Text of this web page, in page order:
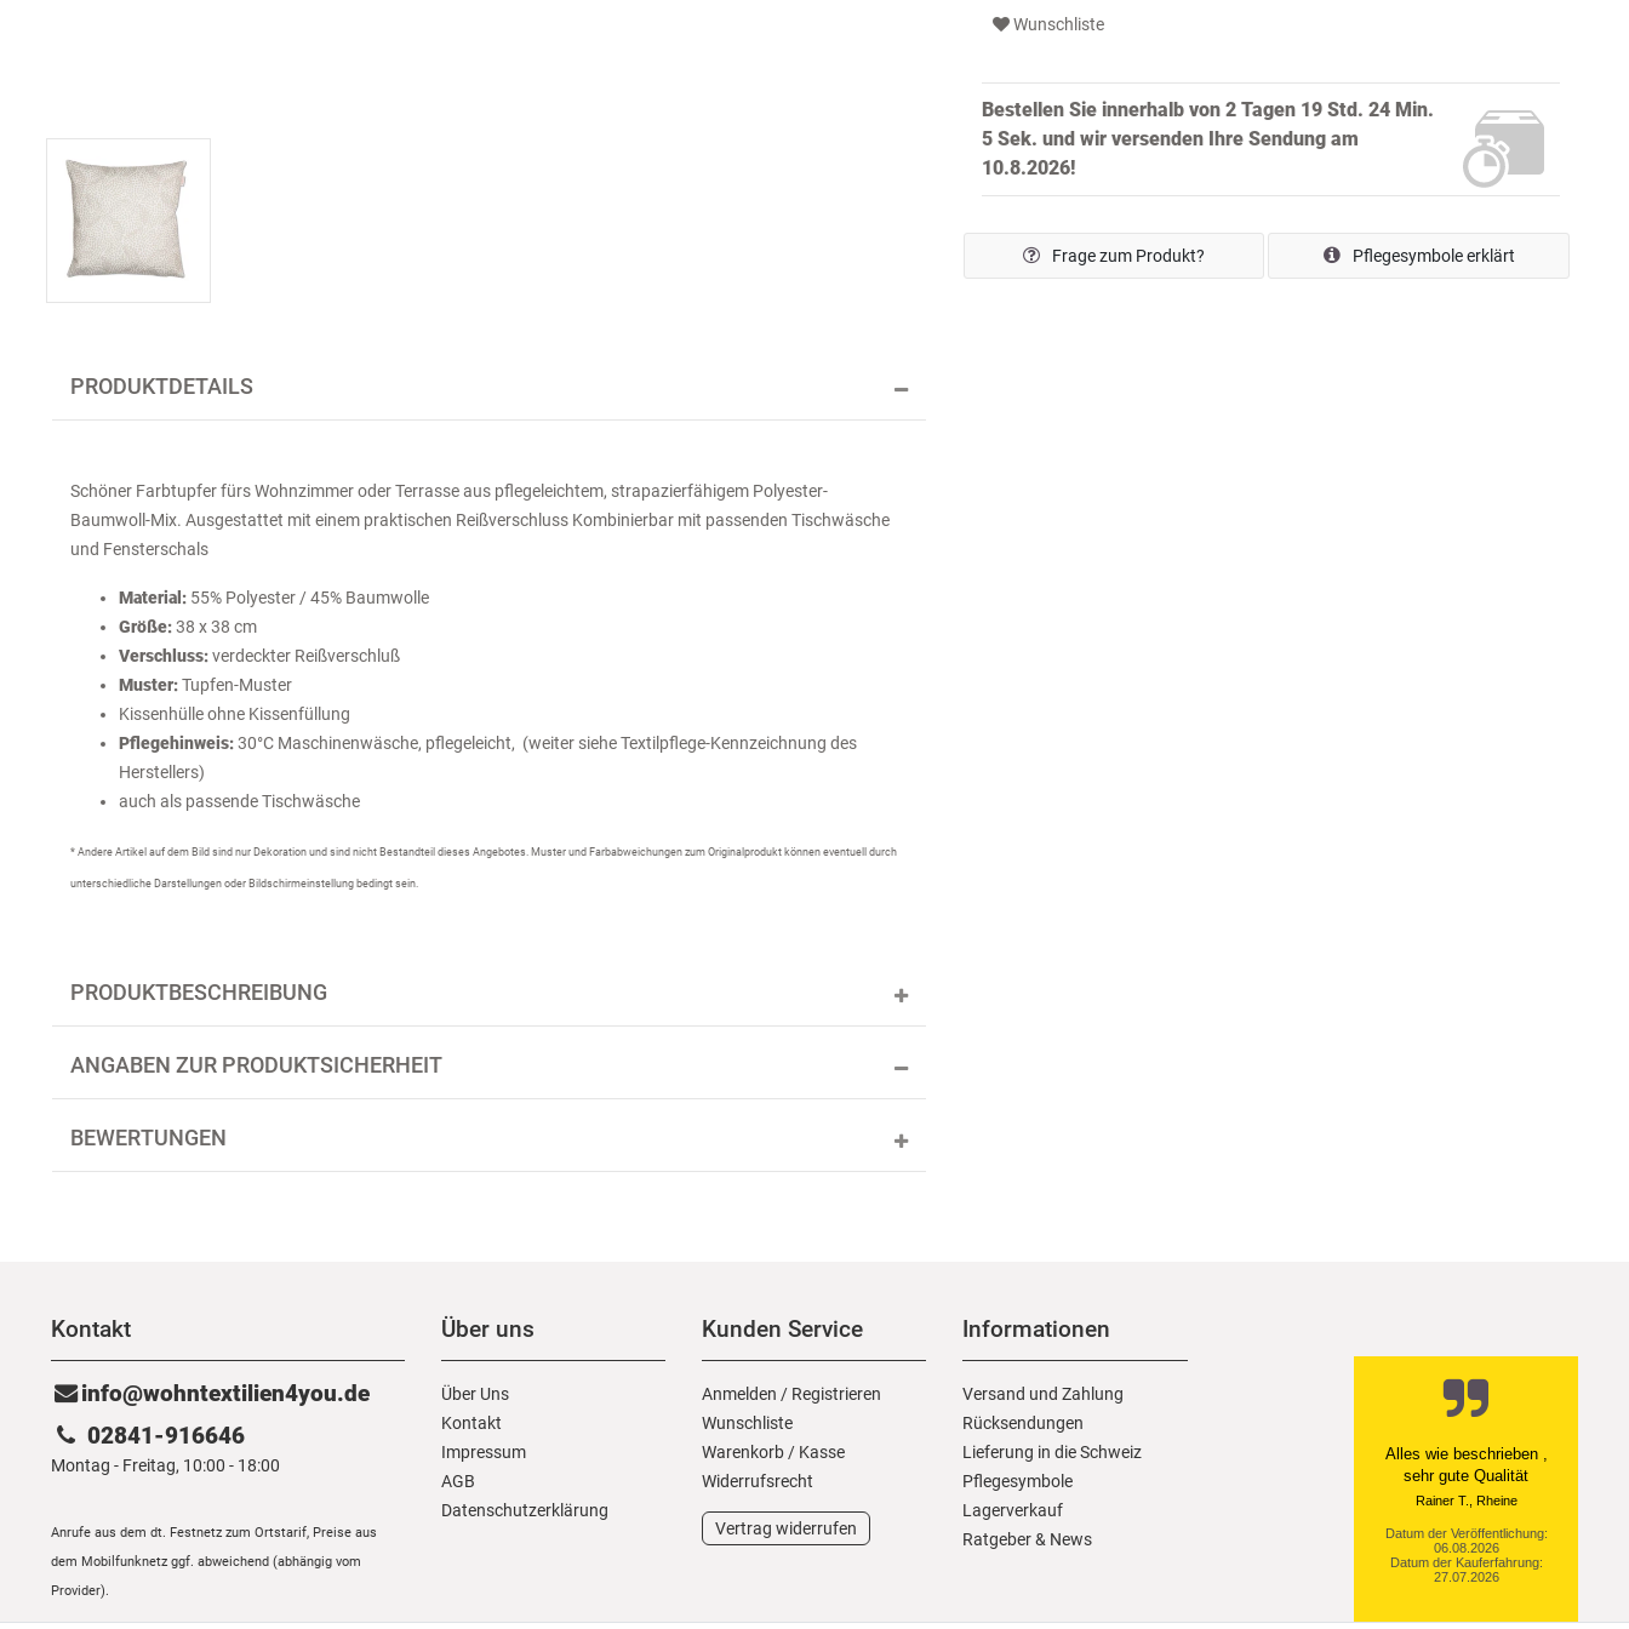
Wunschliste
Bestellen Sie innerhalb von 2 Tagen 19 Std. 24 Min.
5 Sek. und wir versenden Ihre Sendung am
10.8.2026!
Frage zum Produkt? Pflegesymbole erklärt
PRODUKTDETAILS
Schöner Farbtupfer fürs Wohnzimmer oder Terrasse aus pflegeleichtem, strapazierfähigem Polyester-
Baumwoll-Mix. Ausgestattet mit einem praktischen Reißverschluss Kombinierbar mit passenden Tischwäsche
und Fensterschals
Material:55% Polyester / 45% Baumwolle
Größe:38 x 38 cm
Verschluss:verdeckter Reißverschluß
Muster:Tupfen-Muster
Kissenhülle ohne Kissenfüllung
Pflegehinweis:30°C Maschinenwäsche, pflegeleicht, (weiter siehe Textilpflege-Kennzeichnung des
Herstellers)
auch als passende Tischwäsche
* Andere Artikel auf dem Bild sind nur Dekoration und sind nicht Bestandteil dieses Angebotes. Muster und Farbabweichungen zum Originalprodukt können eventuell durch
unterschiedliche Darstellungen oder Bildschirmeinstellung bedingt sein.
PRODUKTBESCHREIBUNG
ANGABEN ZUR PRODUKTSICHERHEIT
BEWERTUNGEN
Kontakt
info@wohntextilien4you.de
02841-916646
Montag - Freitag, 10:00 - 18:00
Anrufe aus dem dt. Festnetz zum Ortstarif, Preise aus
dem Mobilfunknetz ggf. abweichend (abhängig vom
Provider).
Über uns
Über Uns
Kontakt
Impressum
AGB
Daten­schutz­erklärung
Kunden Service
Anmelden / Registrieren
Wunschliste
Warenkorb / Kasse
Widerrufs­recht
Vertrag widerrufen
Informationen
Versand und Zahlung
Rücksendungen
Lieferung in die Schweiz
Pflegesymbole
Lagerverkauf
Ratgeber & News
Ein einfach toller Service
- prompte Lieferung und
sogar mit Pflegehinweis!
Datum der Veröffentlichung:
05.08.2026
Datum der Kauferfahrung:
29.07.2026